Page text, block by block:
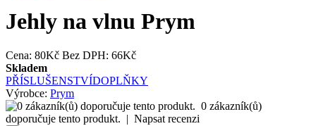
Jehly na vlnu Prym
Cena: 80Kč Bez DPH: 66Kč
Skladem
PŘÍSLUŠENSTVÍDOPLŇKY
Výrobce: Prym
0 zákazník(ů)
doporučuje tento produkt. | Napsat recenzi